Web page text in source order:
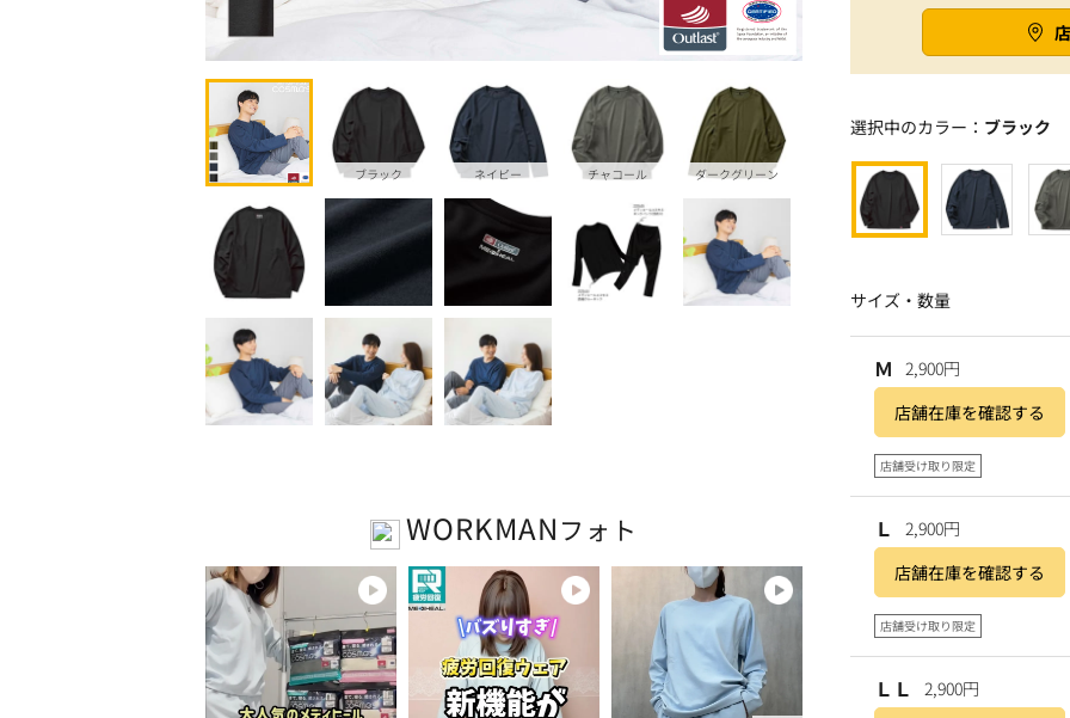
ブラック ネイビー チャコール ダークグリーン
WORKMAN フォト
選択中のカラー： ブラック
サイズ・数量
Ｍ 2,900円
店舗受け取り限定
店舗在庫を確認する
Ｌ 2,900円
店舗受け取り限定
店舗在庫を確認する
ＬＬ 2,900円